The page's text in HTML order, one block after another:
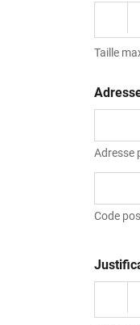
Taille
Adresse
Code